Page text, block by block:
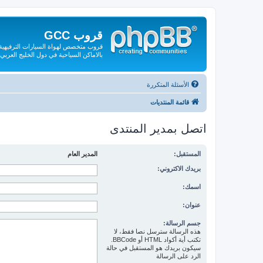
قروب GCC
قروب متخصص لهواة السيارات الترفيهية
بالاماكن السياحية في دول الخليج العربي
الأسئلة المتكررة
قائمة المنتديات
اتصل بمدير المنتدى
المستقبل: المدير العام
بريدك الاكتروني:
اسمك:
عنوان:
جسم الرسالة:
هذه الرسالة سترسل نصا فقط، لا
سيكون بريدك هو المستقبل في حالة
الرد على الرسالة